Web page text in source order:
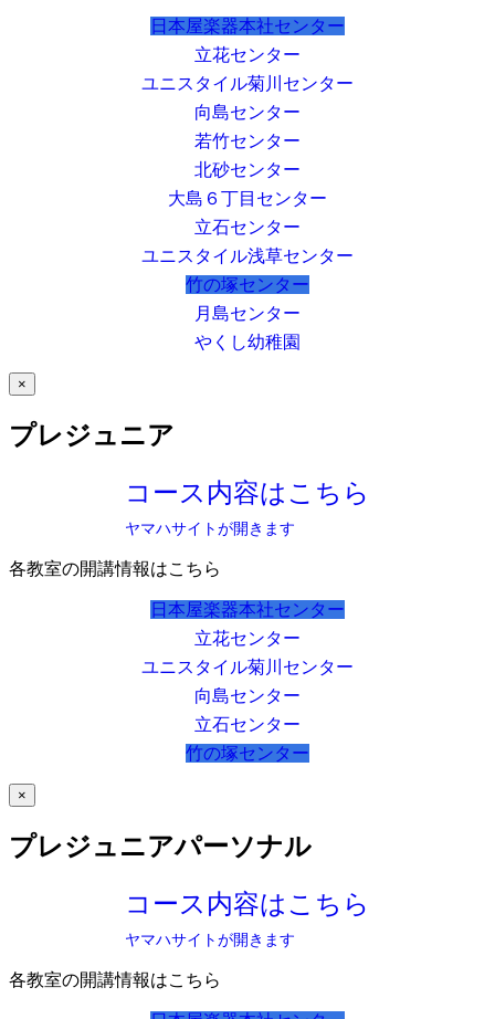
日本屋楽器本社センター
立花センター
ユニスタイル菊川センター
向島センター
若竹センター
北砂センター
大島６丁目センター
立石センター
ユニスタイル浅草センター
竹の塚センター
月島センター
やくし幼稚園
×
プレジュニア
コース内容はこちら
ヤマハサイトが開きます
各教室の開講情報はこちら
日本屋楽器本社センター
立花センター
ユニスタイル菊川センター
向島センター
立石センター
竹の塚センター
×
プレジュニアパーソナル
コース内容はこちら
ヤマハサイトが開きます
各教室の開講情報はこちら